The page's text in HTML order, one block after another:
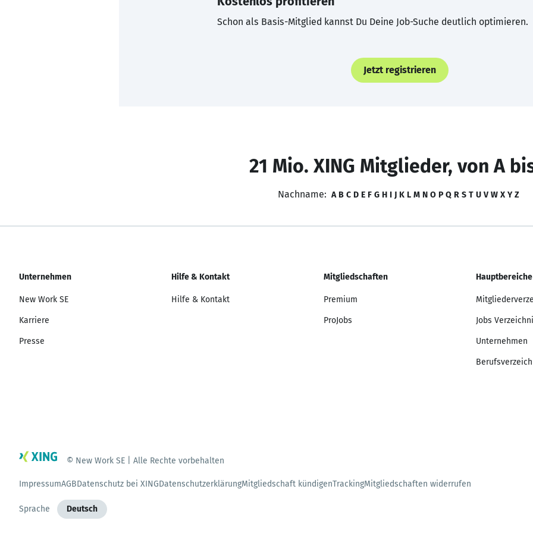
Schon als Basis-Mitglied kannst Du Deine Job-Suche deutlich optimieren.
Jetzt registrieren
21 Mio. XING Mitglieder, von A
Nachname: A B C D E F G H I J K L M N O P Q R S T U V W X Y Z
Unternehmen
New Work SE
Karriere
Presse
Hilfe & Kontakt
Hilfe & Kontakt
Mitgliedschaften
Premium
ProJobs
Hauptbereiche
Jobs
Unternehmen
© New Work SE | Alle Rechte vorbehalten
ImpressumAGBDatenschutz bei XINGDatenschutzerklärungMitgliedschaft kündigenTrackingMitgliedschaften widerrufen
Sprache Deutsch